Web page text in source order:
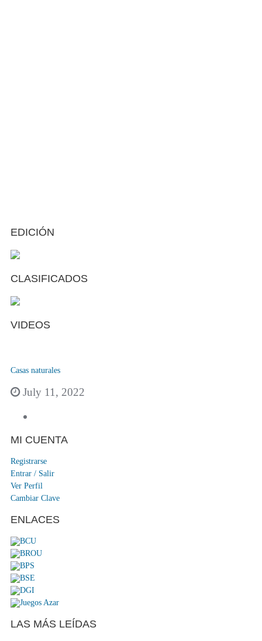
EDICIÓN
CLASIFICADOS
VIDEOS
Casas naturales
July 11, 2022
MI CUENTA
Registrarse
Entrar / Salir
Ver Perfil
Cambiar Clave
ENLACES
LAS MÁS LEÍDAS